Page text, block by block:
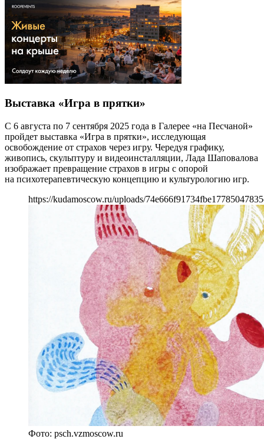
Выставка «Игра в прятки»
С 6 августа по 7 сентября 2025 года в Галерее «на Песчаной»
пройдет выставка «Игра в прятки», исследующая
освобождение от страхов через игру. Чередуя графику,
живопись, скульптуру и видеоинсталляции, Лада Шаповалова
изображает превращение страхов в игры с опорой
на психотерапевтическую концепцию и культурологию игр.
https://kudamoscow.ru/uploads/
Фото: psch.vzmoscow.ru